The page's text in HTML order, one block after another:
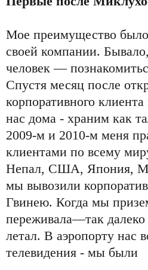
Мое преимущество было
своей компании.
человек —
Спустя месяц после
корпоративного
нас дома - храним как
2009-м и 2010-м меня
клиентами по всему
Непал, США, Япония,
мы вывозили
Гвинею. Когда мы
переживала—так
летал. В аэропорту нас
телевидения - мы были